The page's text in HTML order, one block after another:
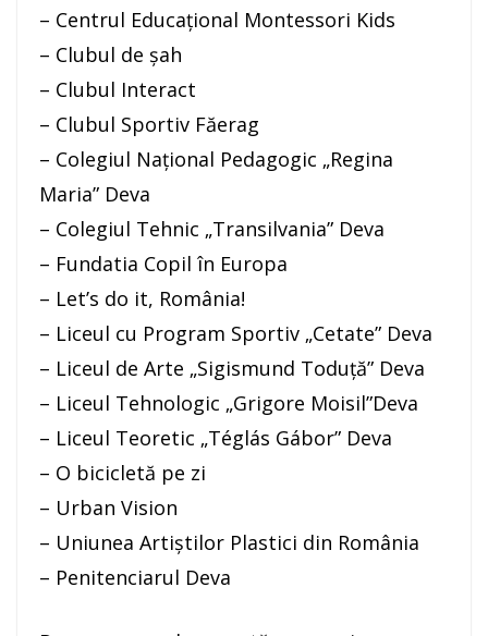
– Centrul Educațional Montessori Kids
– Clubul de șah
– Clubul Interact
– Clubul Sportiv Făerag
– Colegiul Național Pedagogic „Regina
Maria” Deva
– Colegiul Tehnic „Transilvania” Deva
– Fundatia Copil în Europa
– Let’s do it, România!
– Liceul cu Program Sportiv „Cetate” Deva
– Liceul de Arte „Sigismund Toduță” Deva
– Liceul Tehnologic „Grigore Moisil”Deva
– Liceul Teoretic „Téglás Gábor” Deva
– O bicicletă pe zi
– Urban Vision
– Uniunea Artiștilor Plastici din România
– Penitenciarul Deva